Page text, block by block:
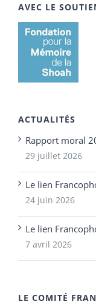
AVEC LE
ACTUALITÉS
Rapport moral
29 juillet 2026
Le lien
24 juin 2026
Le lien
7 avril 2026
LE COMITÉ